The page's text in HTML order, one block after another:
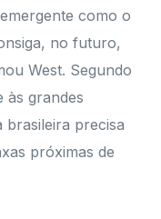
como o
no futuro,
West. Segundo
às grandes
brasileira precisa
próximas de